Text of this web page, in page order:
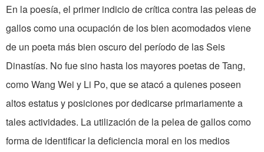
En la poesía, el primer indicio de crí­tica contra las peleas de
gallos como una ocupación de los bien acomodados viene
de un poeta más bien oscuro del período de las Seis
Dinastías. No fue sino hasta los mayores poetas de Tang,
como Wang Wei y Li Po, que se atacó a quienes poseen
altos estatus y posiciones por de­dicarse primariamente a
tales activi­dades. La utilización de la pelea de gallos como
forma de identificar la deficiencia moral en los medios